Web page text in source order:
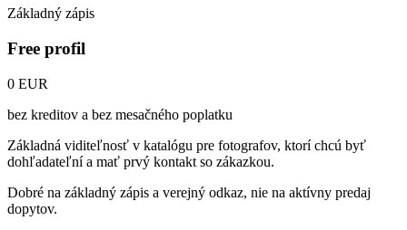
Základný zápis
Free profil
0 EUR
bez kreditov a bez mesačného poplatku
Základná viditeľnosť v katalógu pre fotografov, ktorí chcú byť
dohľadateľní a mať prvý kontakt so zákazkou.
Dobré na základný zápis a verejný odkaz, nie na aktívny predaj
dopytov.